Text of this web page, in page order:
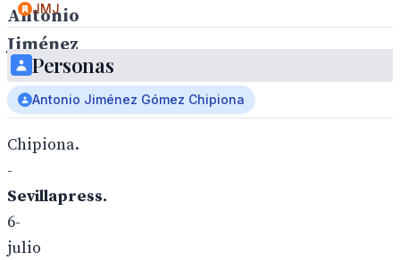
Antonio
Jiménez
Gómez
Chipiona.
-
Sevillapress.
6-
julio
JMJ
Personas
Antonio Jiménez Gómez Chipiona